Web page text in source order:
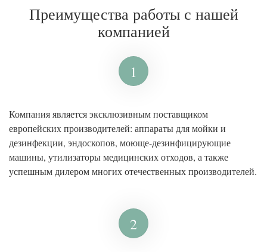
Преимущества работы с нашей
компанией
1
Компания является эксклюзивным поставщиком
европейских производителей: аппараты для мойки и
дезинфекции, эндоскопов, моюще-дезинфицирующие
машины, утилизаторы медицинских отходов, а также
успешным дилером многих отечественных производителей.
2